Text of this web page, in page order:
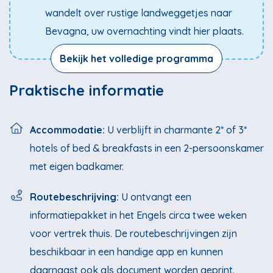
wandelt over rustige landweggetjes naar
Bevagna, uw overnachting vindt hier plaats.
Bekijk het volledige programma
Praktische informatie
Accommodatie: U verblijft in charmante 2* of 3*
hotels of bed & breakfasts in een 2-persoonskamer
met eigen badkamer.
Routebeschrijving: U ontvangt een
informatiepakket in het Engels circa twee weken
voor vertrek thuis. De routebeschrijvingen zijn
beschikbaar in een handige app en kunnen
daarnaast ook als document worden geprint.